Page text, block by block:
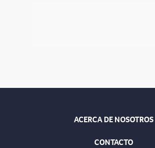
ACERCA DE NOSOTROS
CONTACTO